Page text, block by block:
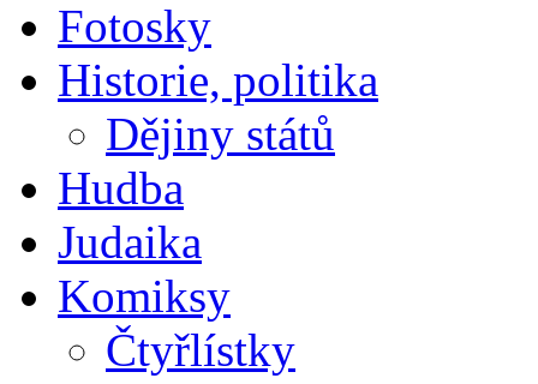
Fotosky
Historie, politika
Dějiny států
Hudba
Judaika
Komiksy
Čtyřlístky